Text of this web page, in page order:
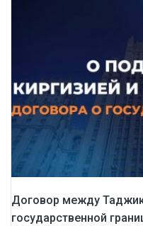
Договор между
государственной